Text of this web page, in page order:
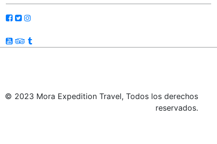
© 2023 Mora Expedition Travel, Todos los derechos
reservados.